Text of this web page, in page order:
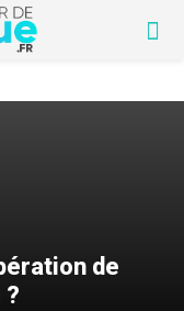
de
?